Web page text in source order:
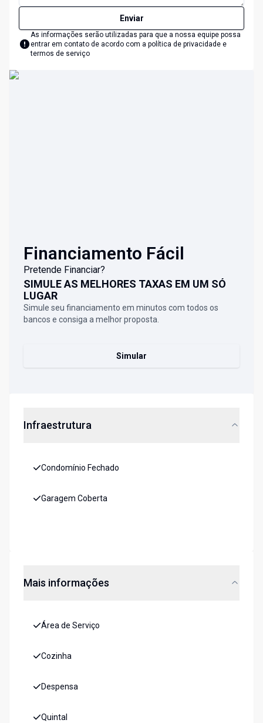
Enviar
As informações serão utilizadas para que a nossa equipe possa
entrar em contato de acordo com a política de privacidade e
termos de serviço
Financiamento Fácil
Pretende Financiar?
SIMULE AS MELHORES TAXAS EM UM SÓ
LUGAR
Simule seu financiamento em minutos com todos os
bancos e consiga a melhor proposta.
Simular
Infraestrutura
Condomínio Fechado
Garagem Coberta
Mais informações
Área de Serviço
Cozinha
Despensa
Quintal